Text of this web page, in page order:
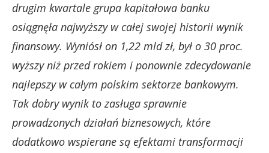
drugim kwartale grupa kapitałowa banku
osiągnęła najwyższy w całej swojej historii wynik
finansowy. Wyniósł on 1,22 mld zł, był o 30 proc.
wyższy niż przed rokiem i ponownie zdecydowanie
najlepszy w całym polskim sektorze bankowym.
Tak dobry wynik to zasługa sprawnie
prowadzonych działań biznesowych, które
dodatkowo wspierane są efektami transformacji